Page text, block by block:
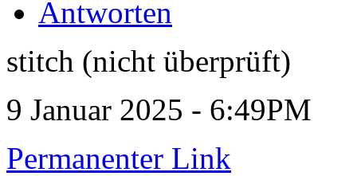
Antworten
stitch (nicht überprüft)
9 Januar 2025 - 6:49PM
Permanenter Link